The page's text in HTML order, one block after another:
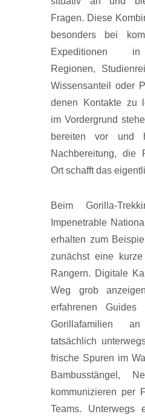
Fragen. Diese
besonders bei
Expeditionen
Regionen,
Wissensanteil oder
denen Kontakte zu
im Vordergrund
bereiten vor und
Nachbereitung, die
Ort schafft das
Beim Gorilla-
Impenetrable
erhalten zum
zunächst eine
Rangern. Digitale
Weg grob
erfahrenen
Gorillafamilien
tatsächlich
frische Spuren im
Bambusstängel,
kommunizieren per
Teams. Unterwegs